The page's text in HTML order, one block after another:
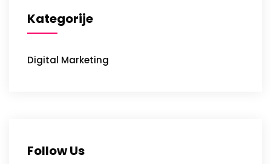
Kategorije
Digital Marketing
Follow Us